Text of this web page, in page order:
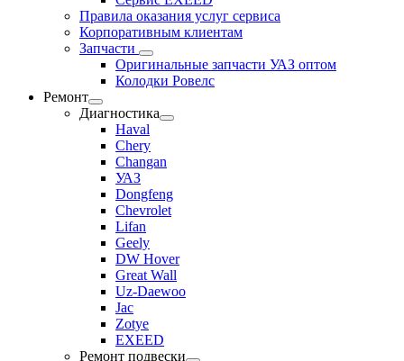
Правила оказания услуг сервиса
Корпоративным клиентам
Запчасти
Оригинальные запчасти УАЗ оптом
Колодки Ровелс
Ремонт
Диагностика
Haval
Chery
Changan
УАЗ
Dongfeng
Chevrolet
Lifan
Geely
DW Hover
Great Wall
Uz-Daewoo
Jac
Zotye
EXEED
Ремонт подвески